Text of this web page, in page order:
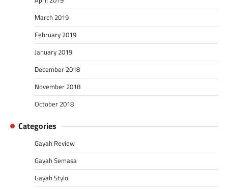
March 2019
February 2019
January 2019
December 2018
November 2018
October 2018
Categories
Gayah Review
Gayah Semasa
Gayah Stylo